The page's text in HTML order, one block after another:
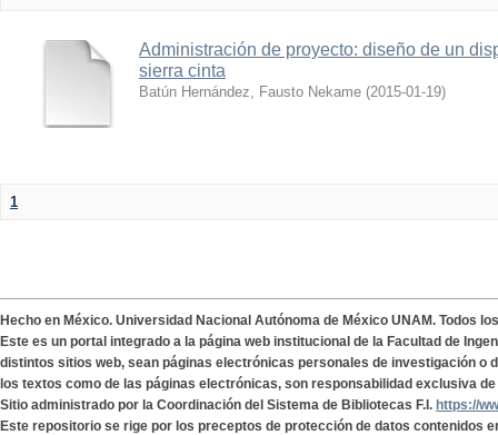
Administración de proyecto: diseño de un
sierra cinta
Batún Hernández, Fausto Nekame (2015-01-19)
1
Hecho en México. Universidad Nacional Autónoma de México UNAM. Todos
Este es un portal integrado a la página web institucional de la Facultad de
distintos sitios web, sean páginas electrónicas personales de investigación o
los textos como de las páginas electrónicas, son responsabilidad exclusiva
Sitio administrado por la Coordinación del Sistema de Bibliotecas F.I. https://
Este repositorio se rige por los preceptos de protección de datos contenidos